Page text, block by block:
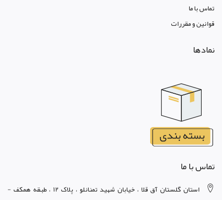
تماس با ما
قوانين و مقررات
نمادها
تماس با ما
استان گلستان آق قلا ، خيابان شهيد تمنانلو ، پلاک 12 ، طبقه همکف -